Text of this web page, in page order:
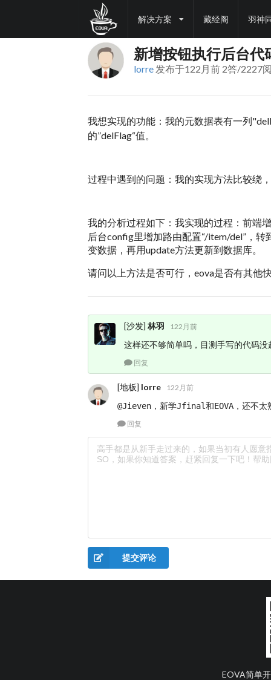
解决方案 藏经阁 羽神
新增按钮执行后台代
lorre发布于122月前 2答/2227
我想实现的功能：我的元数据表有一列
的”delFlag“值。
过程中遇到的问题：我的实现方法比较绕
我的分析过程如下：我实现的过程：前端
后台config里增加路由配置“/item/del”，
变数据，再用update方法更新到数据库。
请问以上方法是否可行，eova是否有其他
[沙发] 林羽 122月前
这样还不够简单吗，目测手写的代码
回复
[地板] lorre 122月前
@Jieven，新学Jfinal和EOVA，还不太
回复
提交评论
EOVA简单